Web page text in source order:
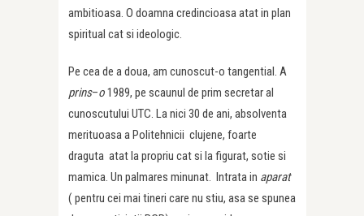
ambitioasa. O doamna credincioasa atat in plan
spiritual cat si ideologic.
Pe cea de a doua, am cunoscut-o tangential. A
prins–o1989, pe scaunul de prim secretar al
cunoscutului UTC. La nici 30 de ani, absolventa
merituoasa a Politehnicii clujene, foarte
draguta atat la propriu cat si la figurat, sotie si
mamica. Un palmares minunat. Intrata in aparat
( pentru cei mai tineri care nu stiu, asa se spunea